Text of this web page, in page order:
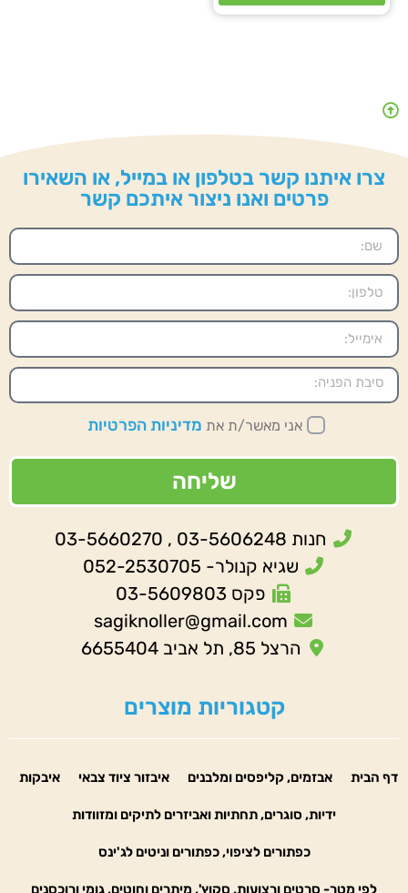
צרו איתנו קשר בטלפון או במייל, או השאירו
פרטים ואנו ניצור איתכם קשר
אני מאשר/ת את מדיניות הפרטיות
שליחה
חנות 03-5606248 , 03-5660270
שגיא קנולר- 052-2530705
פקס 03-5609803
sagiknoller@gmail.com
הרצל 85, תל אביב 6655404
קטגוריות מוצרים
דף הבית אבזמים, קליפסים ומלבנים איבזור ציוד צבאי איבקות
ידיות, סוגרים, תחתיות ואביזרים לתיקים ומזוודות
כפתורים לציפוי, כפתורים וניטים לג'ינס